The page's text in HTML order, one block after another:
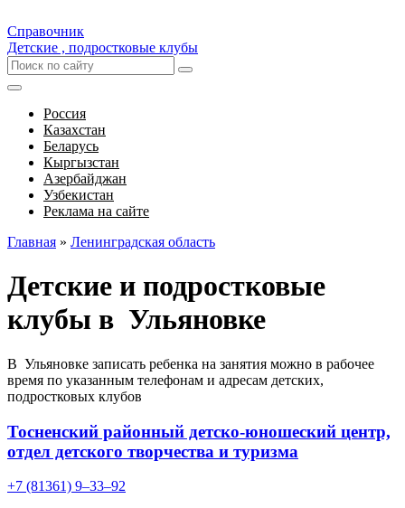
Справочник
Детские , подростковые клубы
Россия
Казахстан
Беларусь
Кыргызстан
Азербайджан
Узбекистан
Реклама на сайте
Главная » Ленинградская область
Детские и подростковые
клубы в Ульяновке
В Ульяновке записать ребенка на занятия можно в рабочее
время по указанным телефонам и адресам детских,
подростковых клубов
Тосненский районный детско-юношеский центр,
отдел детского творчества и туризма
+7 (81361) 9‒33‒92